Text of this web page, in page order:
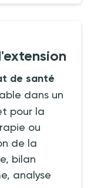
de santé
dans un
pour la
ou
de la
bilan
analyse